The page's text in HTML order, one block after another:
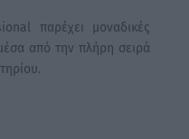
παρέχει μοναδικές
από την πλήρη σειρά